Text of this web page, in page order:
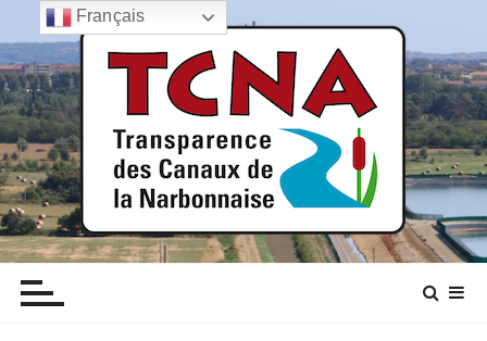
a
s
s
e
r
a
u
c
o TCNA NARBONNE
Transparence des canaux de la narbonnaise
Français